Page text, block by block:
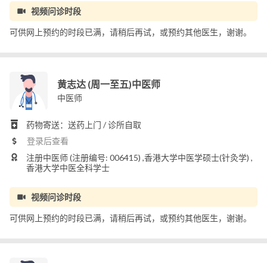
视频问诊时段
可供网上预约的时段已满，请稍后再试，或预约其他医生，谢谢。
黄志达 (周一至五)中医师
中医师
药物寄送：送药上门 / 诊所自取
登录后查看
注册中医师 (注册编号: 006415) ,香港大学中医学硕士(针灸学) ,
香港大学中医全科学士
视频问诊时段
可供网上预约的时段已满，请稍后再试，或预约其他医生，谢谢。